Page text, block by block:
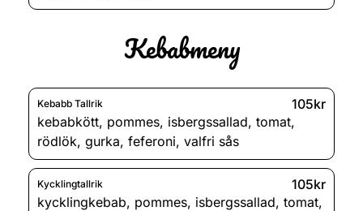
Kebabmeny
Kebabb Tallrik
105kr
kebabkött, pommes, isbergssallad, tomat,
rödlök, gurka, feferoni, valfri sås
Kycklingtallrik
105kr
kycklingkebab, pommes, isbergssallad, tomat,